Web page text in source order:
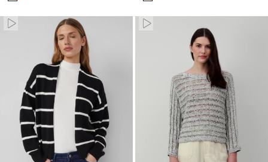
Paused • Muted Paused • Muted